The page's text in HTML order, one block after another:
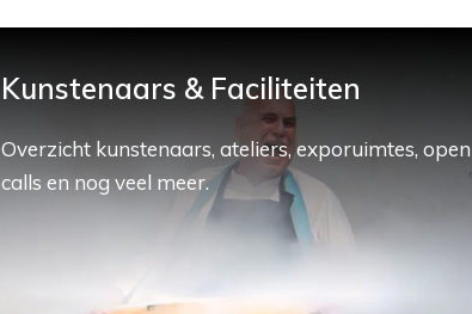
Kunstenaars & Faciliteiten
Overzicht kunstenaars, ateliers, exporuimtes, open
calls en nog veel meer.